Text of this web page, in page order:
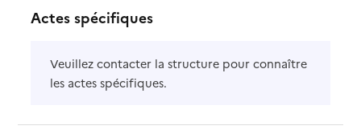
Actes spécifiques
Veuillez contacter la structure pour connaître
les actes spécifiques.